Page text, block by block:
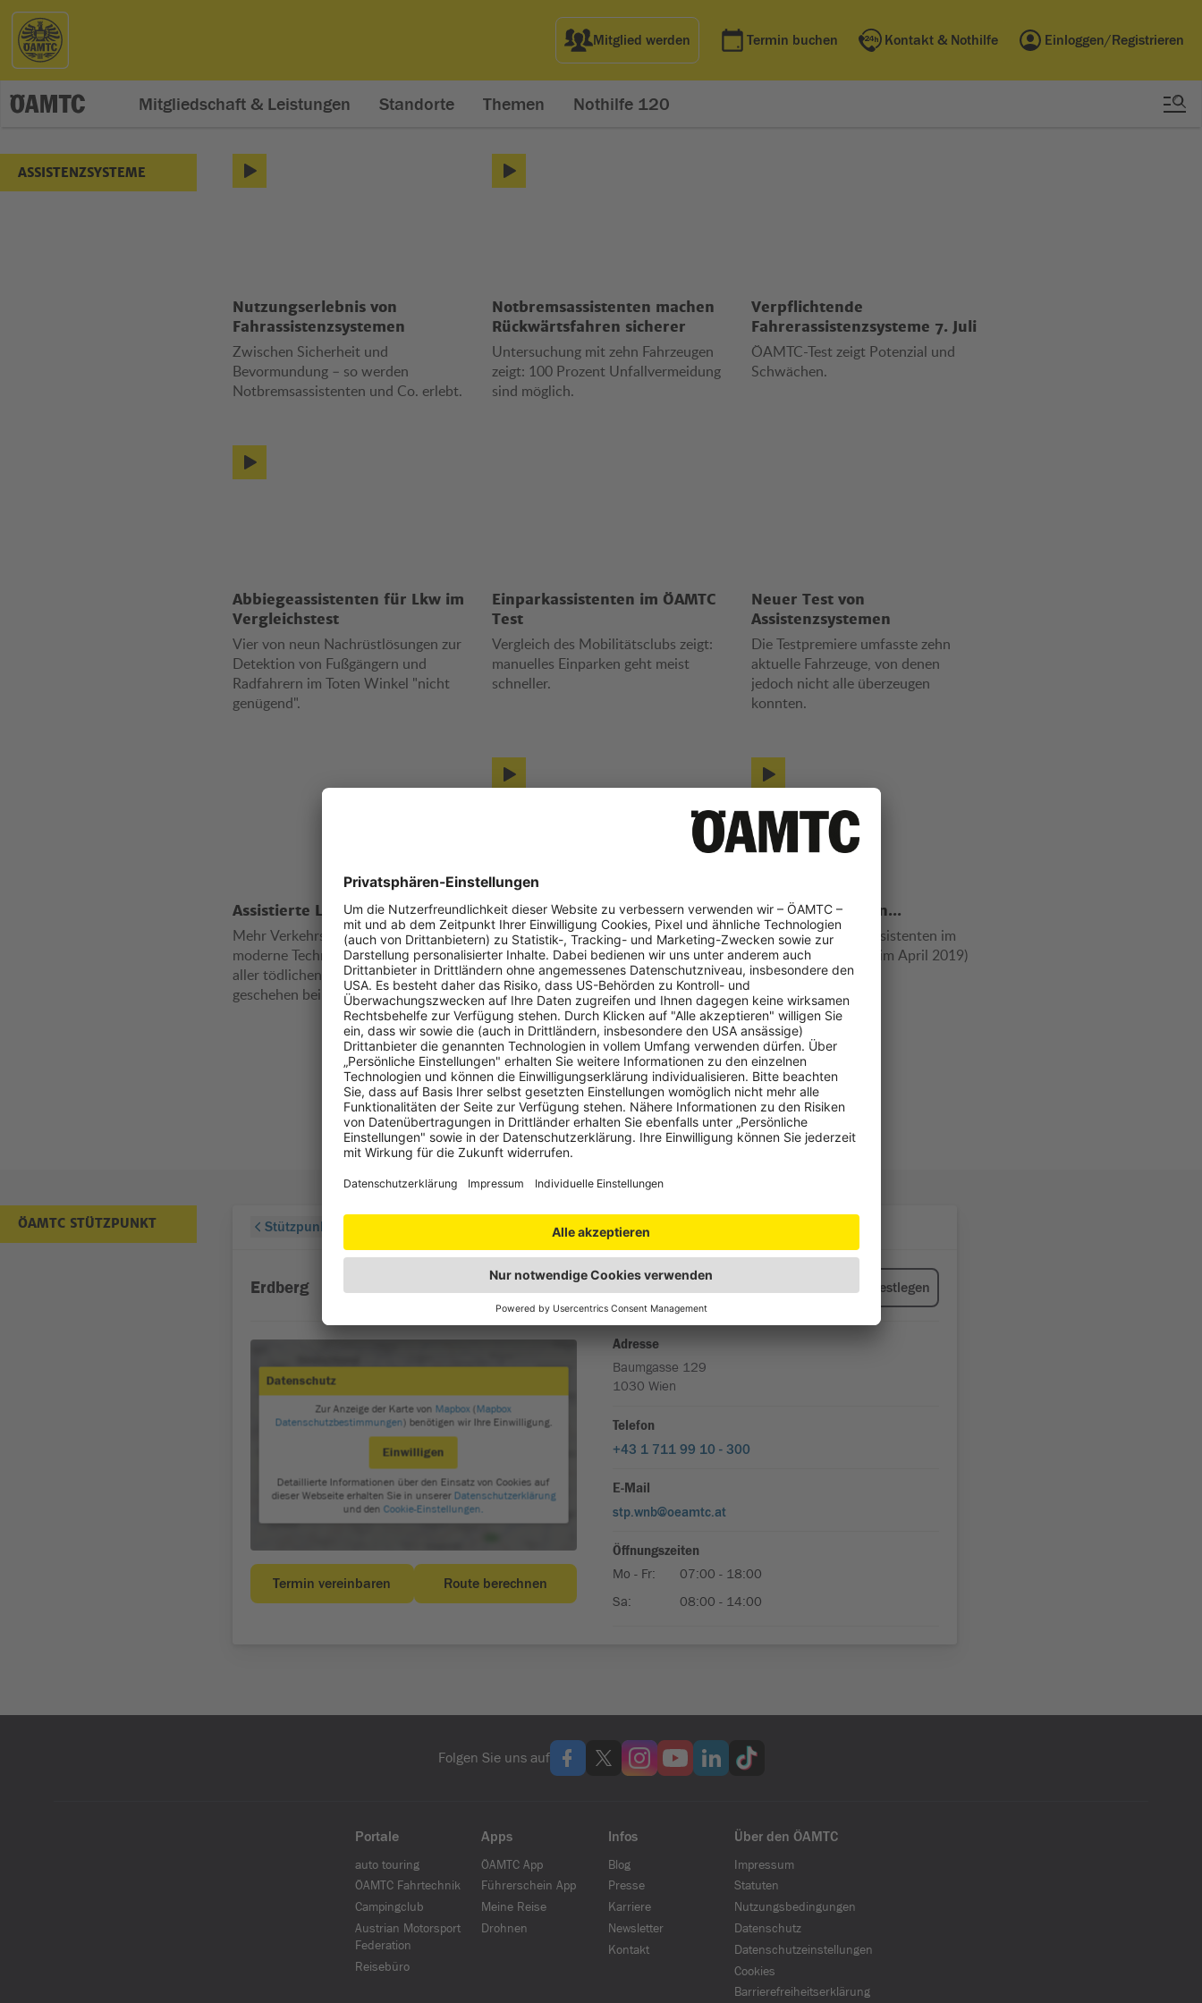
Mitglied werden Termin buchen Kontakt & Nothilfe Einloggen/Registrieren
Mitgliedschaft & Leistungen Standorte Themen Nothilfe 120
Assistenzsystemtest
ASSISTENZSYSTEME Assistenzsysteme
Nutzungserlebnis von
Fahrassistenzsystemen
Zwischen Sicherheit und
Bevormundung – so werden
Notbremsassistenten und Co. erlebt.
Notbremsassistenten machen
Rückwärtsfahren sicherer
Untersuchung mit zehn Fahrzeugen
zeigt: 100 Prozent Unfallvermeidung
sind möglich.
Verpflichtende
Fahrerassistenzsysteme 7. Juli
ÖAMTC-Test zeigt Potenzial und
Schwächen.
Abbiegeassistenten für Lkw im
Vergleichstest
Vier von neun Nachrüstlösungen zur
Detektion von Fußgängern und
Radfahrern im Toten Winkel "nicht
genügend".
Einparkassistenten im ÖAMTC
Test
Vergleich des Mobilitätsclubs zeigt:
manuelles Einparken geht meist
schneller.
Neuer Test von
Assistenzsystemen
Die Testpremiere umfasste zehn
aktuelle Fahrzeuge, von denen
jedoch nicht alle überzeugen
konnten.
Assistierte Lichtsysteme
Mehr Verkehrssicherheit durch
moderne Technik. Rund ein Drittel
aller tödlichen Verkehrsunfälle
geschehen bei Nachtfahrten.
Fünf Parkassistenten mit
Notbremssystem im Test
Mobilitätsclub sieht hohes
Unfallvermeidungspotenzial.
Nachrüstlösungen...
...für Lkw-Abbiegeassistenten im
Test. (Veröffentlicht im April 2019)
ÖAMTC STÜTZPUNKT
Folgen Sie uns auf
Portale
auto touring
ÖAMTC Fahrtechnik
Campingclub
Austrian Motorsport
Federation
Reisebüro
Apps
ÖAMTC App
Führerschein App
Meine Reise
Drohnen
Infos
Blog
Presse
Karriere
Newsletter
Kontakt
Über den ÖAMTC
Impressum
Statuten
Nutzungsbedingungen
Datenschutz
Datenschutzeinstellungen
Cookies
Barrierefreiheitserklärung